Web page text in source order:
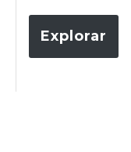
Explorar